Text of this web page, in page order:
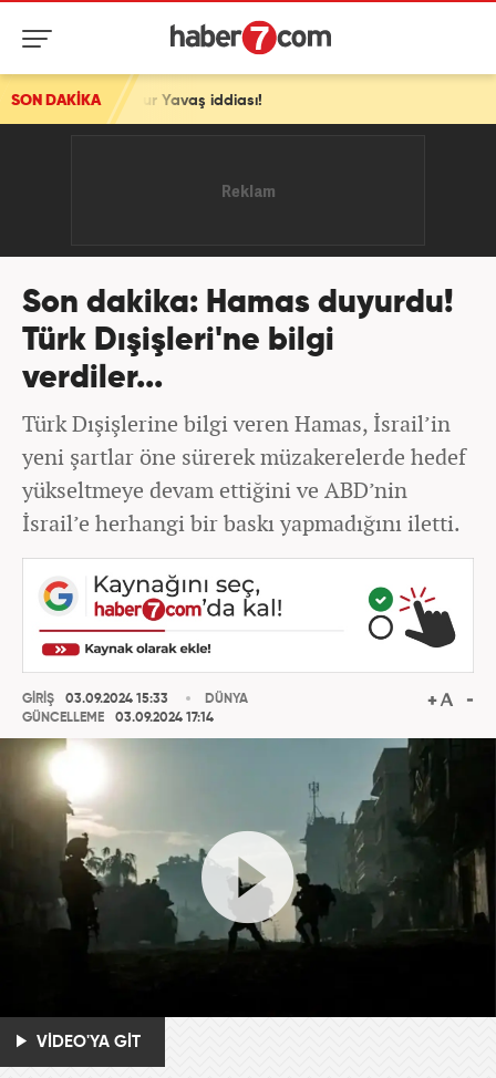
SON DAKİKA
Yavaş iddiası!
Son dakika: Hamas duyurdu!
Türk Dışişleri'ne bilgi
verdiler...
Türk Dışişlerine bilgi veren Hamas, İsrail’in
yeni şartlar öne sürerek müzakerelerde hedef
yükseltmeye devam ettiğini ve ABD’nin
İsrail’e herhangi bir baskı yapmadığını iletti.
GİRİŞ
03.09.2024 15:33
GÜNCELLEME
03.09.2024 17:14
DÜNYA
VİDEO'YA GİT